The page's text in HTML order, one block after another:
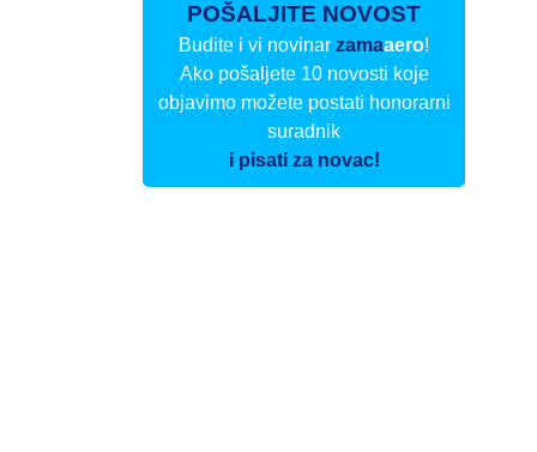
POŠALJITE NOVOST
Budite i vi novinarzamaaero!
Ako pošaljete 10 novosti koje
objavimo možete postati honorarni
suradnik
i pisati za novac!